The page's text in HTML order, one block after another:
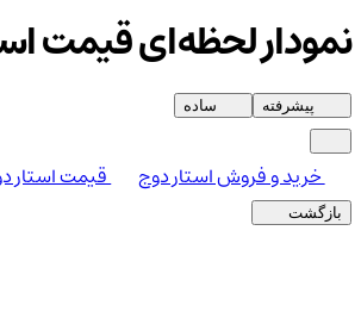
نمودار لحظه‌ای قیمت
پیشرفته ساده
خرید و فروش استار دوج قیمت استار
بازگشت